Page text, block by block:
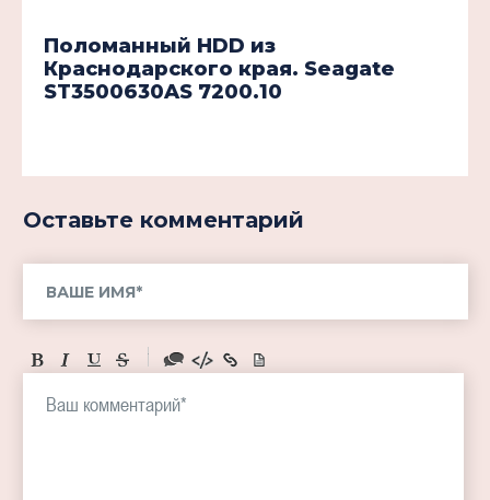
Поломанный HDD из
Краснодарского края. Seagate
ST3500630AS 7200.10
Оставьте комментарий
-
-
-